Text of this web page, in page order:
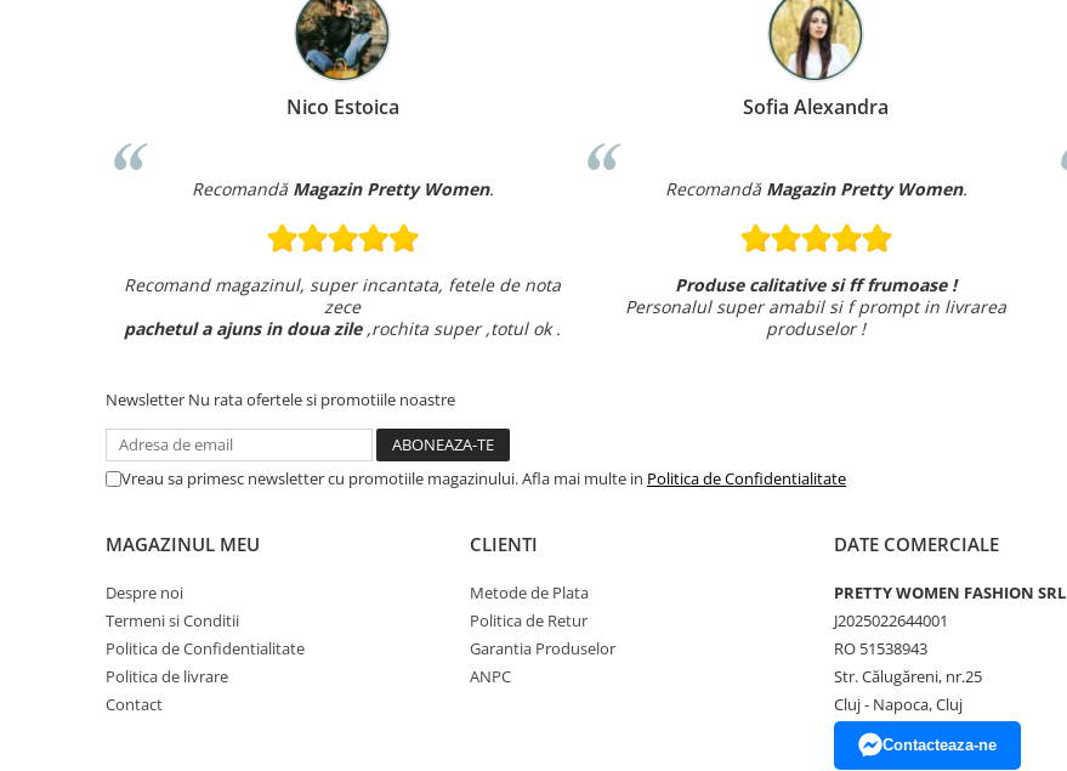
Nico Estoica
Recomandă Magazin Pretty Women.
Recomand magazinul, super incantata, fetele de nota
zece
pachetul a ajuns in doua zile,rochita super ,totul ok .
Sofia Alexandra
Recomandă Magazin Pretty Women.
Produse calitative si ff frumoase !
Personalul super amabil si f prompt in livrarea
produselor !
Newsletter Nu rata ofertele si promotiile noastre
Vreau sa primesc newsletter cu promotiile magazinului. Afla mai multe in Politica de Confidentialitate
MAGAZINUL MEU
Despre noi
Termeni si Conditii
Politica de Confidentialitate
Politica de livrare
Contact
CLIENTI
Metode de Plata
Politica de Retur
Garantia Produselor
ANPC
DATE COMERCIALE
PRETTY WOMEN FASHION SRL
J2025022644001
RO 51538943
Str. Călugăreni, nr.25
Cluj - Napoca, Cluj
Contacteaza-ne